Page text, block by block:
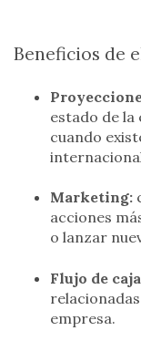
Beneficios de
estado de
cuando
Marketing:
acciones
o lanzar
Flujo de caja
empresa.